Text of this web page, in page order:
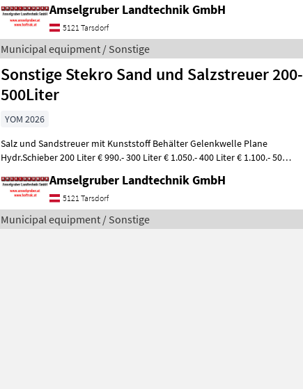
Amselgruber Landtechnik GmbH
5121 Tarsdorf
Municipal equipment / Sonstige
Sonstige Stekro Sand und Salzstreuer 200-
500Liter
YOM 2026
Salz und Sandstreuer mit Kunststoff Behälter Gelenkwelle Plane
Hydr.Schieber 200 Liter € 990.- 300 Liter € 1.050.- 400 Liter € 1.100.- 500
Amselgruber Landtechnik GmbH
5121 Tarsdorf
Municipal equipment / Sonstige